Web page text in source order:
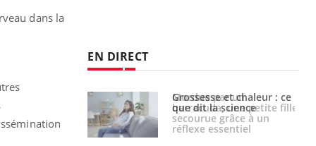
dans la
EN DIRECT
science
Mordue par un
barracuda, une petite fille
secourue grâce à un
réflexe essentiel